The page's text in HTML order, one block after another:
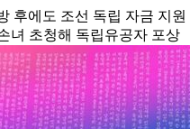
후에도 조선 독립 자금 지원
녀 초청해 독립유공자 포상